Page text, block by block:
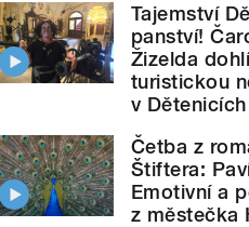
Tajemství
panství!
Žizelda
turistickou
v Dětenicích
Četba z
Štiftera:
Emotivní a
z městečka